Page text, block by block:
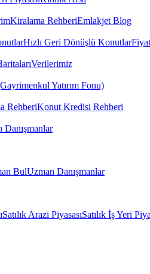
Kiralama RehberiEmlakjet Blog
Hızlı Geri Dönüşlü Konutlar
Verilerimiz
Yatırım Fonu)
RehberiKonut Kredisi Rehberi
Danışmanlar
BulUzman Danışmanlar
Satılık Arazi PiyasasıSatılık İş Yeri